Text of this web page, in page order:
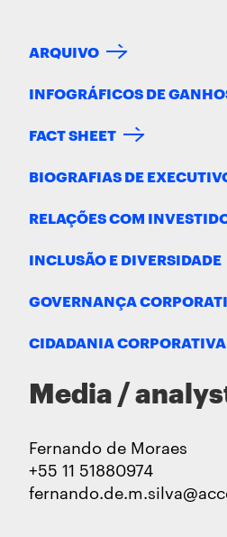
ARQUIVO
INFOGRÁFICOS DE
FACT SHEET
BIOGRAFIAS DE
RELAÇÕES COM
INCLUSÃO E DIVERSIDADE
GOVERNANÇA
CIDADANIA CORPORATIVA
Media /
Fernando de Moraes
+55 11 51880974